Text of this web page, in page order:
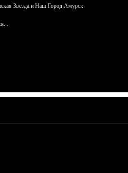
Звезда и Наш Город Амурск